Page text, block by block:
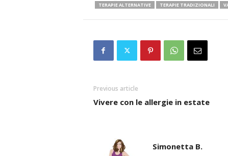
TERAPIE ALTERNATIVE
TERAPIE TRADIZIONALI
Previous article
Vivere con le allergie in estate
Simonetta B.